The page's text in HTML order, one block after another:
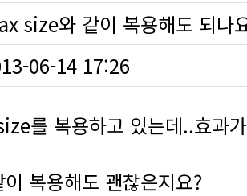
size와 같이 복용해도 되나
06-14 17:26
복용해도 괜찮은지요?